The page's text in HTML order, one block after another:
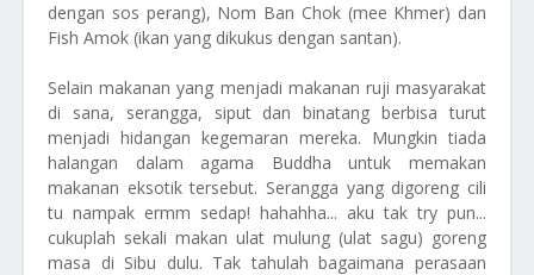
dengan sos perang), Nom Ban Chok (mee Khmer) dan
Fish Amok (ikan yang dikukus dengan santan).
Selain makanan yang menjadi makanan ruji masyarakat
di sana, serangga, siput dan binatang berbisa turut
menjadi hidangan kegemaran mereka. Mungkin tiada
halangan dalam agama Buddha untuk memakan
makanan eksotik tersebut. Serangga yang digoreng cili
tu nampak ermm sedap! hahahha... aku tak try pun...
cukuplah sekali makan ulat mulung (ulat sagu) goreng
masa di Sibu dulu. Tak tahulah bagaimana perasaan